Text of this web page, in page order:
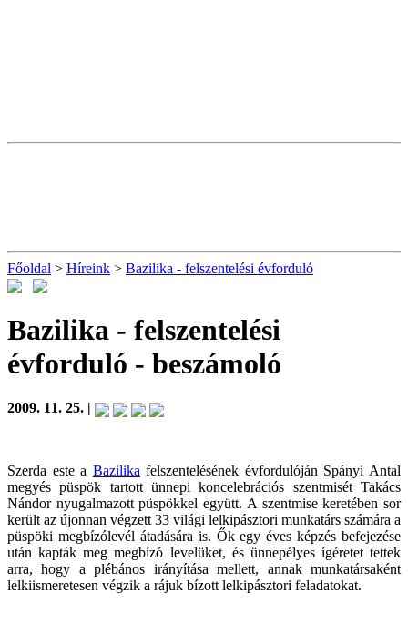
Főoldal > Híreink > Bazilika - felszentelési évforduló
Bazilika - felszentelési
évforduló - beszámoló
2009. 11. 25. |
Szerda este a Bazilika felszentelésének évfordulóján Spányi Antal
megyés püspök tartott ünnepi koncelebrációs szentmisét Takács
Nándor nyugalmazott püspökkel együtt. A szentmise keretében sor
került az újonnan végzett 33 világi lelkipásztori munkatárs számára a
püspöki megbízólevél átadására is. Ők egy éves képzés befejezése
után kapták meg megbízó levelüket, és ünnepélyes ígéretet tettek
arra, hogy a plébános irányítása mellett, annak munkatársaként
lelkiismeretesen végzik a rájuk bízott lelkipásztori feladatokat.